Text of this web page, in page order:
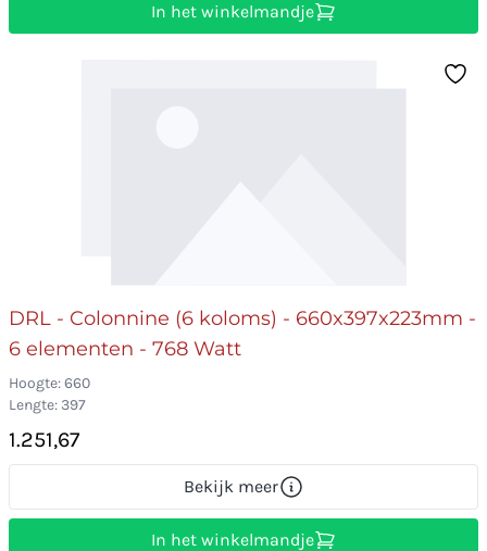
In het winkelmandje
DRL - Colonnine (6 koloms) - 660x397x223mm -
6 elementen - 768 Watt
Hoogte: 660
Lengte: 397
1.251,67
Bekijk meer
In het winkelmandje